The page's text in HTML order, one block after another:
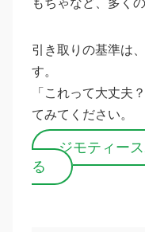
もちゃなど、多く
引き取りの基準は
す。
「これって大丈夫
てみてください。
ジモティー
る